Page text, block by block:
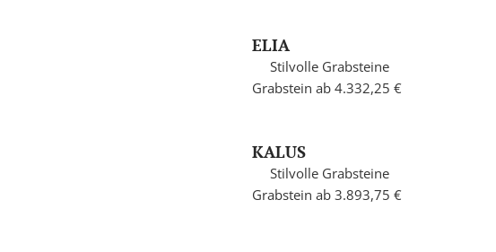
ELIA
Stilvolle Grabsteine
Grabstein ab 4.332,25 €
KALUS
Stilvolle Grabsteine
Grabstein ab 3.893,75 €